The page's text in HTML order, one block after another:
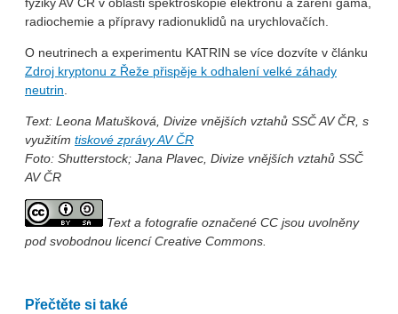
radiochemie a přípravy radionuklidů na urychlovačích.
O neutrinech a experimentu KATRIN se více dozvíte v článku
Zdroj kryptonu z Řeže přispěje k odhalení velké záhady
neutrin
Text: Leona Matušková, Divize vnějších vztahů SSČ AV ČR, s
využitím tiskové zprávy AV ČR
Foto: Shutterstock; Jana Plavec, Divize vnějších vztahů SSČ
AV ČR
Text a fotografie označené CC jsou uvolněny
pod svobodnou licencí Creative Commons.
Přečtěte si také